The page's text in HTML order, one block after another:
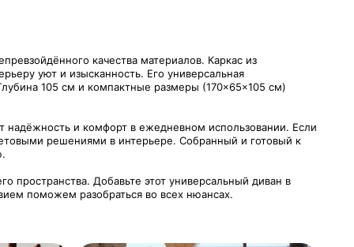
качества материалов. Каркас из
уют и изысканность. Его универсальная
105 см и компактные размеры (170×65×105 см)
надёжность и комфорт в ежедневном использовании. Если
решениями в интерьере. Собранный и готовый к
пространства. Добавьте этот универсальный диван в
поможем разобраться во всех нюансах.